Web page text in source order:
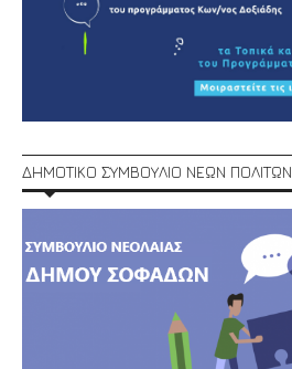
ΔΗΜΟΤΙΚΟ ΣΥΜΒΟΥΛΙΟ ΝΕΩΝ ΠΟΛΙΤΩΝ